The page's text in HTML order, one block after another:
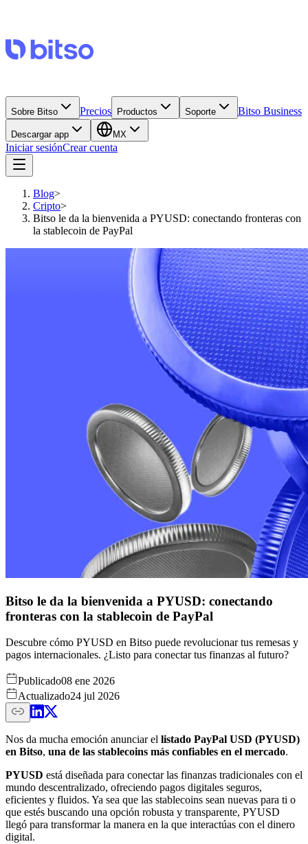
Sobre Bitso Precios Productos Soporte Bitso Business
Descargar app MX
Iniciar sesiónCrear cuenta
Blog>
Cripto>
Bitso le da la bienvenida a PYUSD: conectando fronteras con
la stablecoin de PayPal
Bitso le da la bienvenida a PYUSD: conectando
fronteras con la stablecoin de PayPal
Descubre cómo PYUSD en Bitso puede revolucionar tus remesas y
pagos internacionales. ¿Listo para conectar tus finanzas al futuro?
Publicado08 ene 2026
Actualizado24 jul 2026
Nos da mucha emoción anunciar el listado PayPal USD (PYUSD)
en Bitso, una de las stablecoins más confiables en el mercado.
PYUSD está diseñada para conectar las finanzas tradicionales con el
mundo descentralizado, ofreciendo pagos digitales seguros,
eficientes y fluidos. Ya sea que las stablecoins sean nuevas para ti o
que estés buscando una opción robusta y transparente, PYUSD
llegó para transformar la manera en la que interactúas con el dinero
digital.